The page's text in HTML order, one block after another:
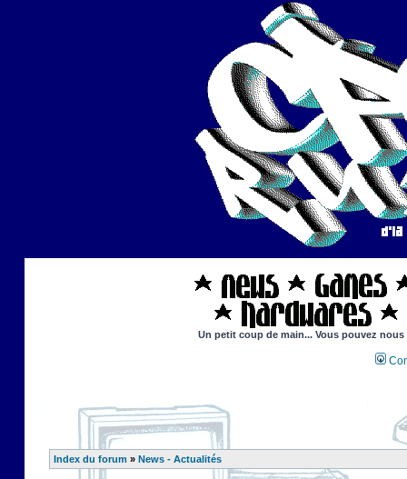
Un petit coup de main... Vous pouvez
Index du forum » News - Actualités